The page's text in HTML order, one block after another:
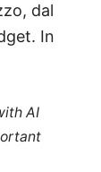
dal
In
AI